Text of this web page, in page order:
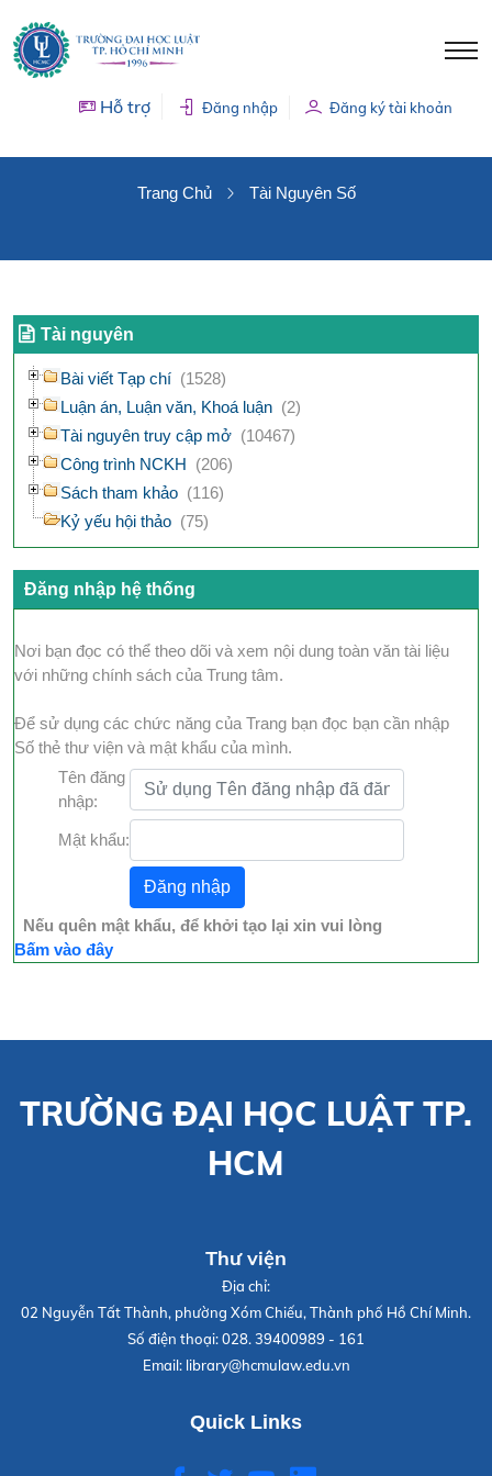
Hỗ trợ Đăng nhập Đăng ký tài khoản
Trang Chủ Tài Nguyên Số
Tài nguyên
Bài viết Tạp chí (1528)
Luận án, Luận văn, Khoá luận (2)
Tài nguyên truy cập mở (10467)
Công trình NCKH (206)
Sách tham khảo (116)
Kỷ yếu hội thảo (75)
Đăng nhập hệ thống
Nơi bạn đọc có thể theo dõi và xem nội dung toàn văn tài liệu
với những chính sách của Trung tâm.
Để sử dụng các chức năng của Trang bạn đọc bạn cần nhập
Số thẻ thư viện và mật khẩu của mình.
Tên đăng
nhập:
Mật khẩu:
Nếu quên mật khẩu, để khởi tạo lại xin vui lòng
Bấm vào đây
TRƯỜNG ĐẠI HỌC LUẬT TP.
HCM
Thư viện
Địa chỉ:
02 Nguyễn Tất Thành, phường Xóm Chiếu, Thành phố Hồ Chí Minh.
Số điện thoại:028. 39400989 - 161
Email: library@hcmulaw.edu.vn
Quick Links